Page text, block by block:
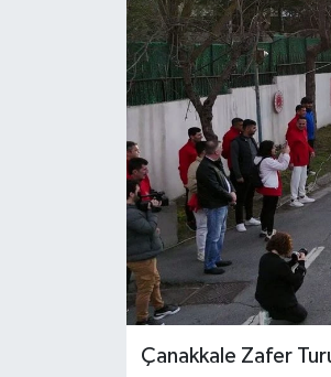
Çanakkale Zafer
OTOMOBİL
KURUMSAL